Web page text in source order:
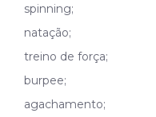
spinning;
natação;
treino de força;
burpee;
agachamento;